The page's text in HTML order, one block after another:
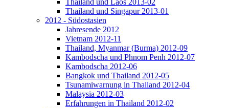
Thailand und Laos 2013-02
Thailand und Singapur 2013-01
2012 - Südostasien
Jahresende 2012
Vietnam 2012-11
Thailand, Myanmar (Burma) 2012-09
Kambodscha und Phnom Penh 2012-07
Kambodscha 2012-06
Bangkok und Thailand 2012-05
Tsunamiwarnung in Thailand 2012-04
Malaysia 2012-03
Erfahrungen in Thailand 2012-02